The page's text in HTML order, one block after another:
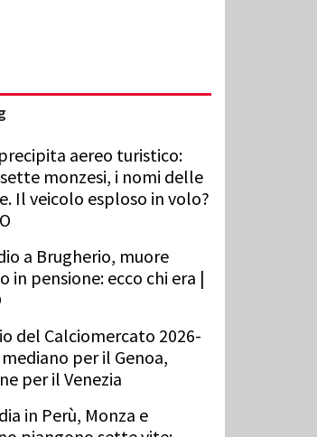
aereo turistico:
monzesi, i nomi delle
Il veicolo esploso in volo?
a Brugherio, muore
in pensione: ecco chi era |
del Calciomercato 2026-
mediano per il Genoa,
per il Venezia
in Perù, Monza e